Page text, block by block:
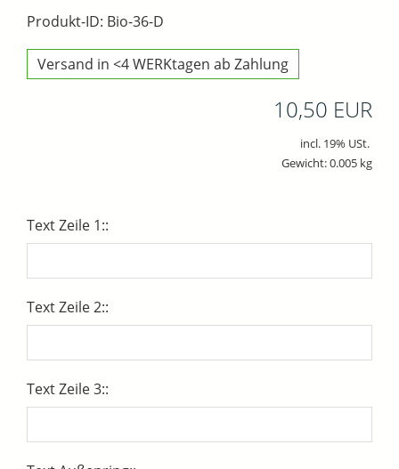
Produkt-ID: Bio-36-D
Versand in <4 WERKtagen ab Zahlung
10,50 EUR
incl. 19% USt.
Gewicht: 0.005 kg
Text Zeile 1::
Text Zeile 2::
Text Zeile 3::